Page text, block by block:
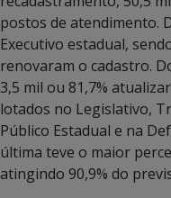
postos de atendimento.
Executivo estadual,
renovaram o cadastro.
3,5 mil ou 81,7%
lotados no Legislativo,
Público Estadual e na
última teve o maior
atingindo 90,9% do